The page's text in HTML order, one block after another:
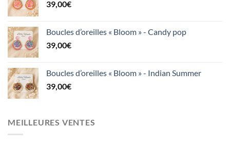
39,00€
Boucles d’oreilles « Bloom » - Candy pop
39,00€
Boucles d’oreilles « Bloom » - Indian Summer
39,00€
MEILLEURES VENTES